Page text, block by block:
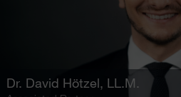
Dr. David Hötzel, LL.M.